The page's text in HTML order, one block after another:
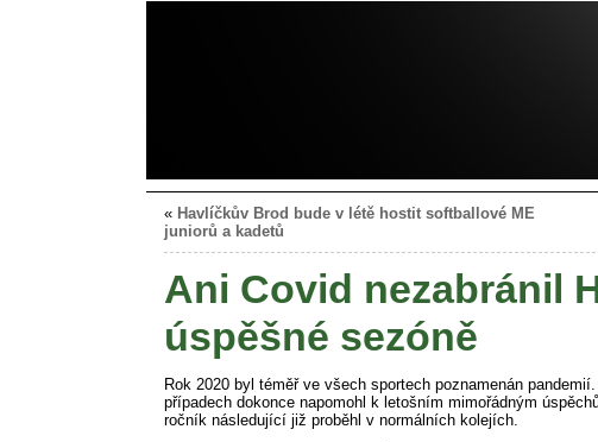
« Havlíčkův Brod bude v létě hostit softballové ME
juniorů a kadetů
Ani Covid nezabránil
úspěšné sezóně
Rok 2020 byl téměř ve všech sportech poznamenán
případech dokonce napomohl k letošním mimořádným
ročník následující již proběhl v normálních kolejích.